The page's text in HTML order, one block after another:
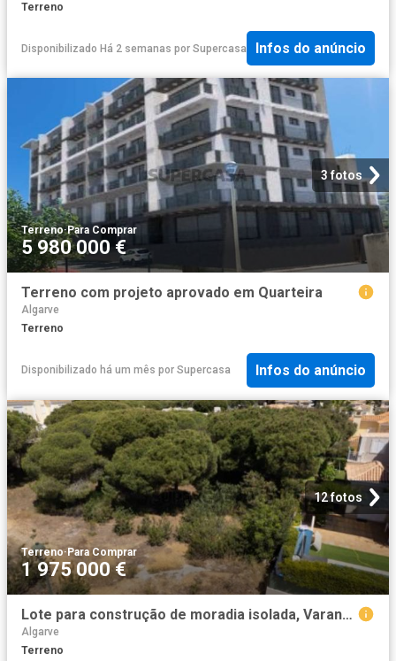
Terreno
Disponibilizado Há 2 semanas por Supercasa Infos do anúncio
3 fotos
Terreno·Para Comprar
5 980 000 €
Terreno com projeto aprovado em Quarteira
Algarve
Terreno
Disponibilizado há um mês por Supercasa Infos do anúncio
12 fotos
Terreno· Para Comprar
1 975 000 €
Lote para construção de moradia isolada, Varandas do Lago, Almancil, Algarve
Algarve
Terreno